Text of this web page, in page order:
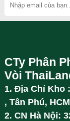
CTy Phân
Vòi
1. Địa Chỉ Kho
, Tân Phú,
2. CN Hà Nội: